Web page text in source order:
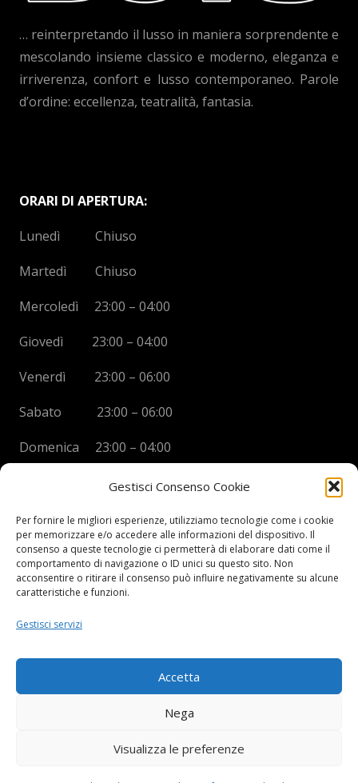
Gestisci Consenso Cookie
Per fornire le migliori esperienze, utilizziamo tecnologie come i cookie
per memorizzare e/o accedere alle informazioni del dispositivo. Il
consenso a queste tecnologie ci permetterà di elaborare dati come il
comportamento di navigazione o ID unici su questo sito. Non
acconsentire o ritirare il consenso può influire negativamente su alcune
caratteristiche e funzioni.
Gestisci servizi
Accetta
Nega
Visualizza le preferenze
… reinterpretando il lusso in maniera sorprendente e
mescolando insieme classico e moderno, eleganza e
irriverenza, confort e lusso contemporaneo. Parole
d’ordine: eccellenza, teatralità, fantasia.
ORARI DI APERTURA:
Lunedì Chiuso
Martedì Chiuso
Mercoledì 23:00 – 04:00
Giovedì 23:00 – 04:00
Venerdì 23:00 – 06:00
Sabato 23:00 – 06:00
Domenica 23:00 – 04:00
BOYS DISCO VICENZA
Via Oreficeria, 68 –36100 Vicenza (VI)
Tel.+39 0444 960737
P.I.03908300241
Privacy Policy e informazioni Legali